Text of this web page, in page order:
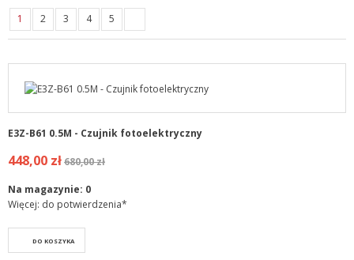
1 2 3 4 5
E3Z-B61 0.5M - Czujnik fotoelektryczny
448,00 zł680,00 zł
Na magazynie: 0
Więcej: do potwierdzenia*
DO KOSZYKA